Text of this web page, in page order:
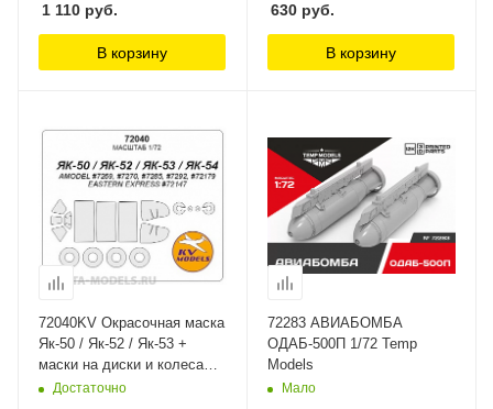
1 110 руб.
В корзину
630 руб.
В корзину
72040KV Окрасочная маска
Як-50 / Як-52 / Як-53 +
маски на диски и колеса
для моделей фирмы
Достаточно
72283 АВИАБОМБА
ОДАБ-500П 1/72 Temp
Models
Мало